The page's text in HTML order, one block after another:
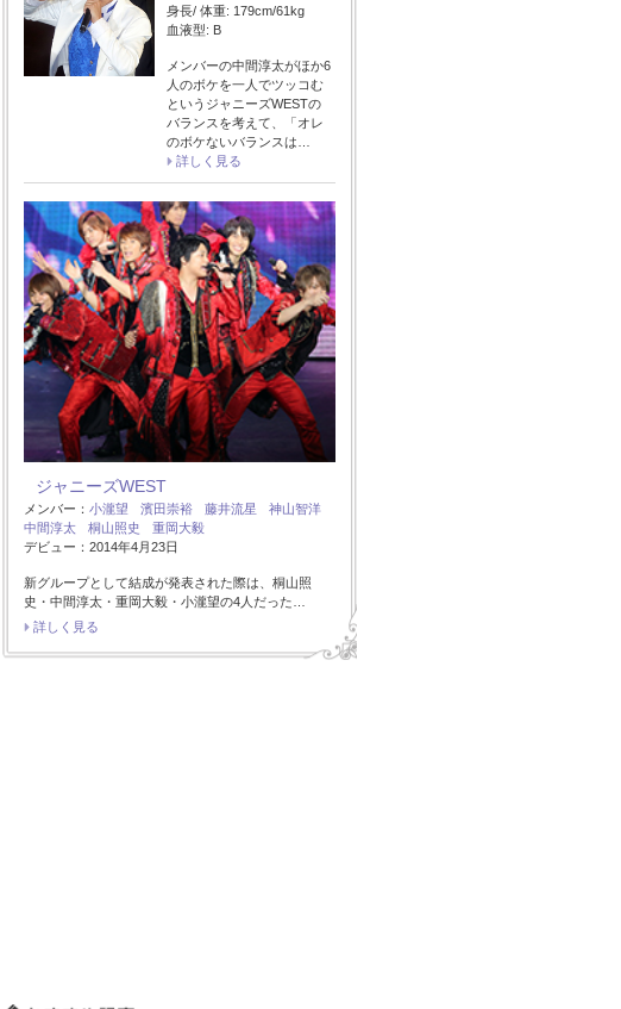
身長/ 体重: 179cm/61kg
血液型: B
メンバーの中間淳太がほか6
人のボケを一人でツッコむ
というジャニーズWESTの
バランスを考えて、「オレ
のボケないバランスは…
詳しく見る
ジャニーズWEST
メンバー： 小瀧望 濱田崇裕 藤井流星
神山智洋
中間淳太
桐山照史
重岡大毅
デビュー：2014年4月23日
新グループとして結成が発表された際は、桐山照
史・中間淳太・重岡大毅・小瀧望の4人だった…
詳しく見る